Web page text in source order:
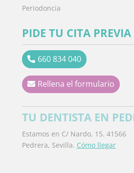
Periodoncia
PIDE TU CITA PREVIA
660 834 040
Rellena el formulario
TU DENTISTA EN
Estamos en C/ Nardo, 15. 41566
Pedrera, Sevilla. Cómo llegar